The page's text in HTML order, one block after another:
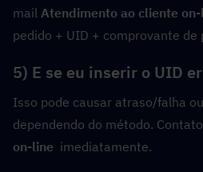
mail Atendimento ao cliente
pedido + UID + comprovante de
5) E se eu inserir o UID
Isso pode causar atraso/falha
dependendo do método. Contato
on-line
  imediatamente.